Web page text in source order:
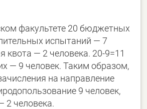
факультете 20 бюджетных
испытаний — 7
квота — 2 человека. 20-9=11
— 9 человек. Таким образом,
на направление
9 человек,
2 человека.